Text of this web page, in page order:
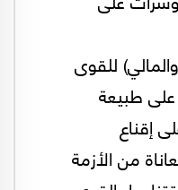
للقوى
طبيعة
إقناع
من الأزمة